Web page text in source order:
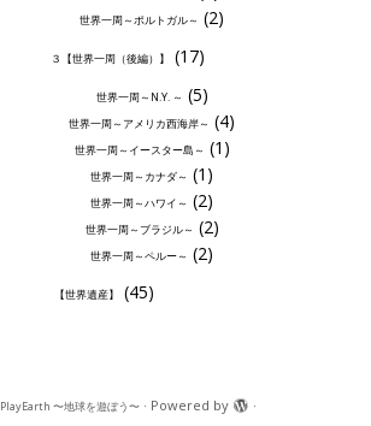
世界一周～ポルトガル～ (2)
３【世界一周（後編）】 (17)
世界一周～N.Y. ～ (5)
世界一周～アメリカ西海岸～ (4)
世界一周～イースター島～ (1)
世界一周～カナダ～ (1)
世界一周～ハワイ～ (2)
世界一周～ブラジル～ (2)
世界一周～ペルー～ (2)
【世界遺産】 (45)
PlayEarth 〜地球を遊ぼう〜 · Powered by
·